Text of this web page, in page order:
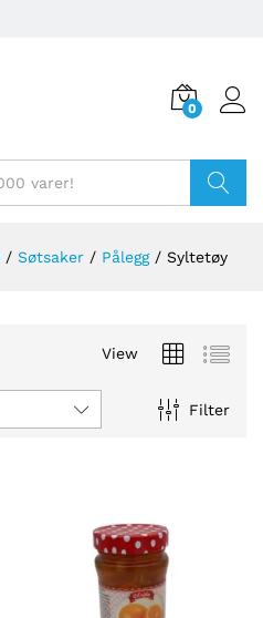
0
/ Søtsaker / Pålegg / Syltetøy
View
Filter